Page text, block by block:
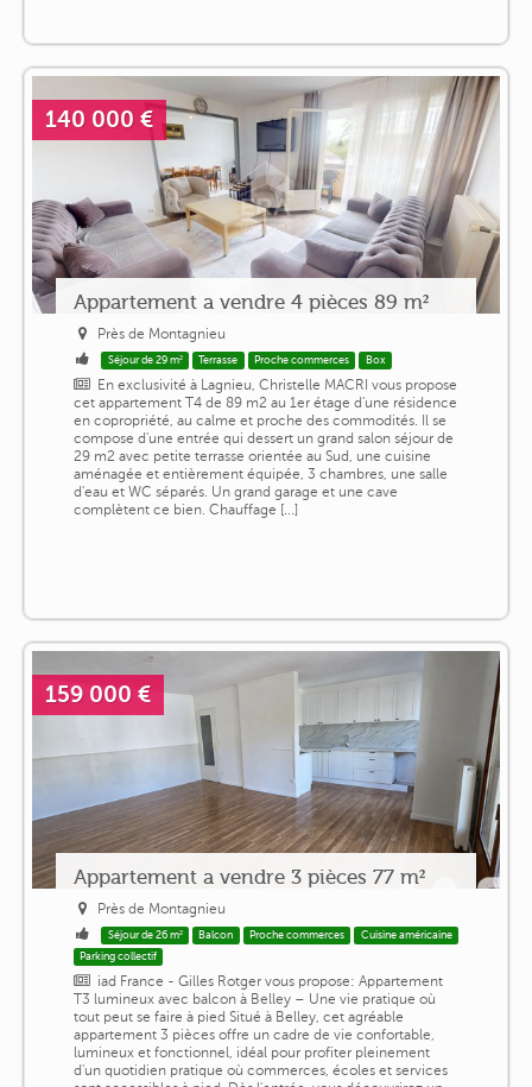
140 000 €
Appartement a vendre 4 pièces 89 m²
Près de Montagnieu
Séjour de 29 m² Terrasse Proche commerces Box
En exclusivité à Lagnieu, Christelle MACRI vous propose
cet appartement T4 de 89 m2 au 1er étage d'une résidence
en copropriété, au calme et proche des commodités. Il se
compose d'une entrée qui dessert un grand salon séjour de
29 m2 avec petite terrasse orientée au Sud, une cuisine
aménagée et entièrement équipée, 3 chambres, une salle
d'eau et WC séparés. Un grand garage et une cave
complètent ce bien. Chauffage [...]
159 000 €
Appartement a vendre 3 pièces 77 m²
Près de Montagnieu
Séjour de 26 m² Balcon Proche commerces
Cuisine américaine
Parking collectif
iad France - Gilles Rotger vous propose: Appartement
T3 lumineux avec balcon à Belley – Une vie pratique où
tout peut se faire à pied Situé à Belley, cet agréable
appartement 3 pièces offre un cadre de vie confortable,
lumineux et fonctionnel, idéal pour profiter pleinement
d'un quotidien pratique où commerces, écoles et services